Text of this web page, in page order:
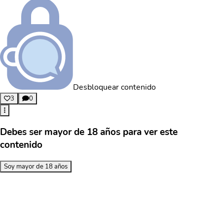
Desbloquear contenido
3 0
Debes ser mayor de 18 años para ver este
contenido
Soy mayor de 18 años